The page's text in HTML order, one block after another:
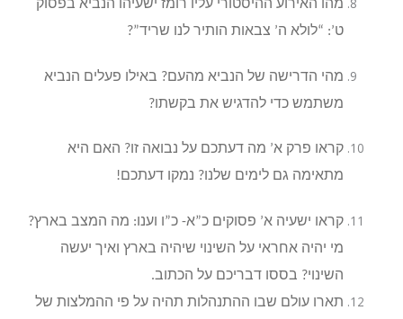
מהו האירוע ההיסטורי עליו רומז ישעיהו הנביא בפסוק
ט’: “לולא ה’ צבאות הותיר לנו שריד”?
מהי הדרישה של הנביא מהעם? באילו פעלים הנביא
משתמש כדי להדגיש את בקשתו?
קראו פרק א’ מה דעתכם על נבואה זו? האם היא
מתאימה גם לימים שלנו? נמקו דעתכם!
קראו ישעיה א’ פסוקים כ”א- כ”ו וענו: מה המצב בארץ?
מי יהיה אחראי על השינוי שיהיה בארץ ואיך יעשה
השינוי? בססו דבריכם על הכתוב.
תארו עולם שבו ההתנהלות תהיה על פי ההמלצות של